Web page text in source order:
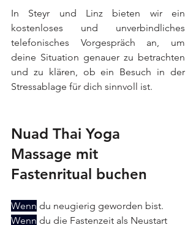
In Steyr und Linz bieten wir ein
kostenloses und unverbindliches
telefonisches Vorgespräch an, um
deine Situation genauer zu betrachten
und zu klären, ob ein Besuch in der
Stressablage für dich sinnvoll ist.
Nuad Thai Yoga
Massage mit
Fastenritual buchen
Wenn du neugierig geworden bist.
Wenn du die Fastenzeit als Neustart